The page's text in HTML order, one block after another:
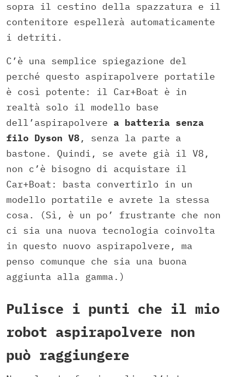
sopra il cestino della spazzatura e il
contenitore espellerà automaticamente
i detriti.
C’è una semplice spiegazione del
perché questo aspirapolvere portatile
è così potente: il Car+Boat è in
realtà solo il modello base
dell’aspirapolvere a batteria senza
filo Dyson V8, senza la parte a
bastone. Quindi, se avete già il V8,
non c’è bisogno di acquistare il
Car+Boat: basta convertirlo in un
modello portatile e avrete la stessa
cosa. (Sì, è un po’ frustrante che non
ci sia una nuova tecnologia coinvolta
in questo nuovo aspirapolvere, ma
penso comunque che sia una buona
aggiunta alla gamma.)
Pulisce i punti che il mio
robot aspirapolvere non
può raggiungere